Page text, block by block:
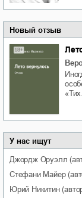
Новый отзыв
У нас ищут
Джордж Оруэлл
Стефани Майер
Юрий Никитин